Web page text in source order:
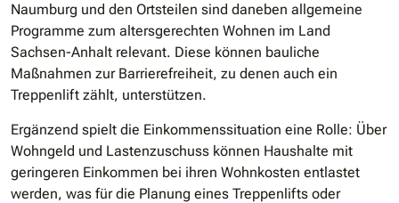
Naumburg und den Ortsteilen sind daneben allgemeine
Programme zum altersgerechten Wohnen im Land
Sachsen-Anhalt relevant. Diese können bauliche
Maßnahmen zur Barrierefreiheit, zu denen auch ein
Treppenlift zählt, unterstützen.
Ergänzend spielt die Einkommenssituation eine Rolle: Über
Wohngeld und Lastenzuschuss können Haushalte mit
geringeren Einkommen bei ihren Wohnkosten entlastet
werden, was für die Planung eines Treppenlifts oder